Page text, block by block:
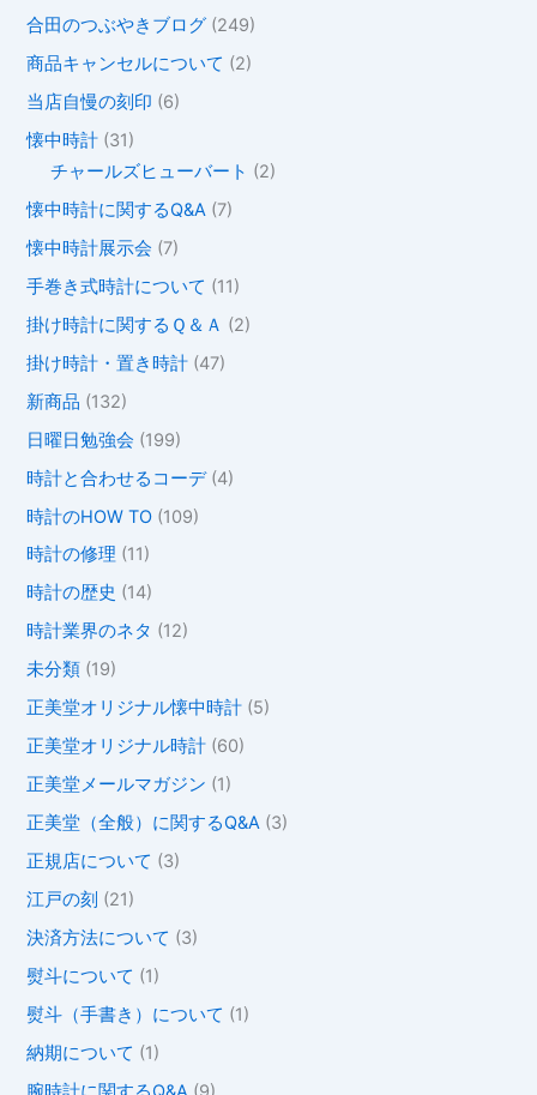
合田のつぶやきブログ (249)
商品キャンセルについて (2)
当店自慢の刻印 (6)
懐中時計 (31)
チャールズヒューバート (2)
懐中時計に関するQ&A (7)
懐中時計展示会 (7)
手巻き式時計について (11)
掛け時計に関するＱ＆Ａ (2)
掛け時計・置き時計 (47)
新商品 (132)
日曜日勉強会 (199)
時計と合わせるコーデ(4)
時計のHOW TO (109)
時計の修理 (11)
時計の歴史 (14)
時計業界のネタ (12)
未分類 (19)
正美堂オリジナル懐中時計 (5)
正美堂オリジナル時計 (60)
正美堂メールマガジン (1)
正美堂（全般）に関するQ&A (3)
正規店について (3)
江戸の刻 (21)
決済方法について (3)
熨斗について (1)
熨斗（手書き）について (1)
納期について (1)